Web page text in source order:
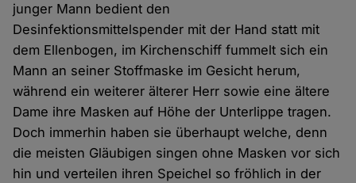
junger Mann bedient den
Desinfektionsmittelspender mit der Hand statt mit
dem Ellenbogen, im Kirchenschiff fummelt sich ein
Mann an seiner Stoffmaske im Gesicht herum,
während ein weiterer älterer Herr sowie eine ältere
Dame ihre Masken auf Höhe der Unterlippe tragen.
Doch immerhin haben sie überhaupt welche, denn
die meisten Gläubigen singen ohne Masken vor sich
hin und verteilen ihren Speichel so fröhlich in der